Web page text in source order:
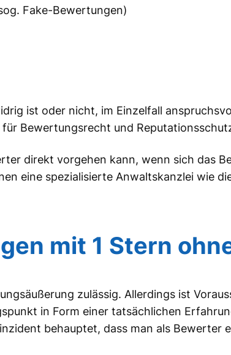
Fake-Bewertungen)
ist oder nicht, im Einzelfall
Bewertungsrecht und
direkt vorgehen kann, wenn sich das
eine spezialisierte Anwaltskanzlei wie
mit 1 Stern
zulässig. Allerdings ist
in Form einer tatsächlichen
behauptet, dass man als Bewerter